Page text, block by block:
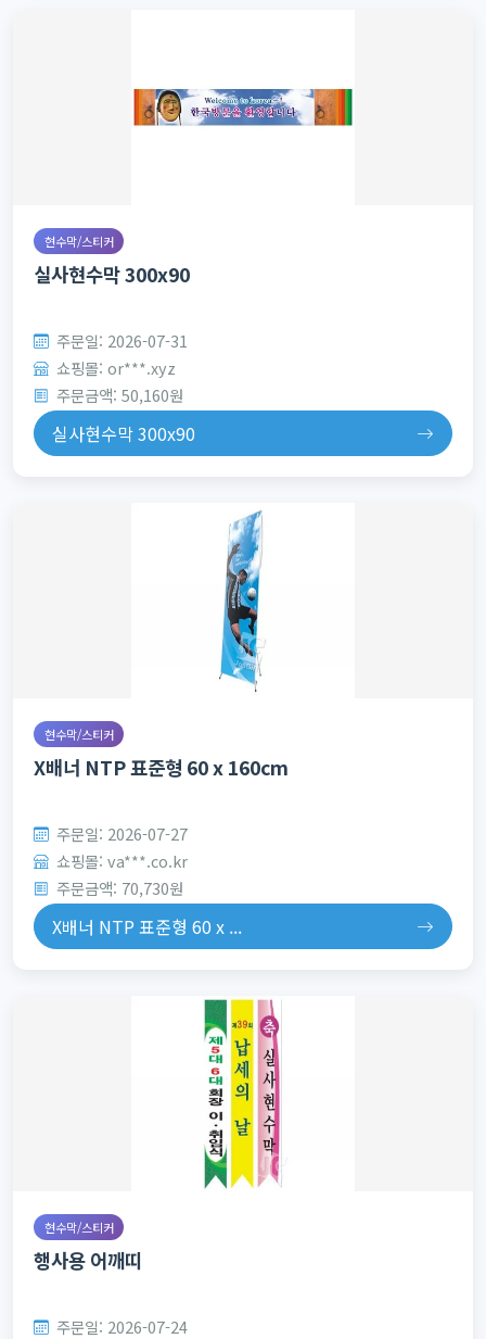
현수막/스티커
실사현수막 300x90
주문일: 2026-07-31
쇼핑몰: or***.xyz
주문금액: 50,160원
실사현수막 300x90
현수막/스티커
X배너 NTP 표준형 60 x 160cm
주문일: 2026-07-27
쇼핑몰: va***.co.kr
주문금액: 70,730원
X배너 NTP 표준형 60 x ...
현수막/스티커
행사용 어깨띠
주문일: 2026-07-24